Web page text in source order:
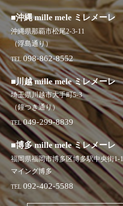
■沖縄 mille mele ミレメーレ
沖縄県那覇市松尾2-3-11
（浮島通り）
TEL 098-862-8552
■川越 mille mele ミレメーレ
埼玉県川越市大手町5-3
（鐘つき通り）
TEL 049-299-8839
■博多 mille mele ミレメーレ
福岡県福岡市博多区博多駅中央街1-1
マイング博多
TEL 092-402-5588